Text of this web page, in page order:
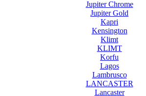
Jupiter Chrome
Jupiter Gold
Kapri
Kensington
Klimt
KLIMT
Korfu
Lagos
Lambrusco
LANCASTER
Lancaster